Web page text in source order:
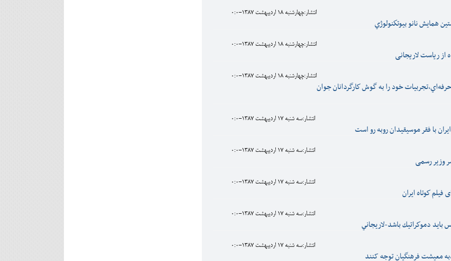
انتشار:چهارشنبه 18 ارديبهشت 1387-0:0
همايش نانو بيوتكنولوژي
انتشار:چهارشنبه 18 ارديبهشت 1387-0:0
انتشار:چهارشنبه 18 ارديبهشت 1387-0:0
خود را به گوش كارگردانان جوان
انتشار:سه شنبه 17 ارديبهشت 1387-0:0
با فقر موسيقيدان روبه رو است
انتشار:سه شنبه 17 ارديبهشت 1387-0:0
وزیر رسمی
انتشار:سه شنبه 17 ارديبهشت 1387-0:0
كوتاه ايران
انتشار:سه شنبه 17 ارديبهشت 1387-0:0
دموكراتيك باشد-لاريجاني
انتشار:سه شنبه 17 ارديبهشت 1387-0:0
معيشت فرهنگيان توجه کنند